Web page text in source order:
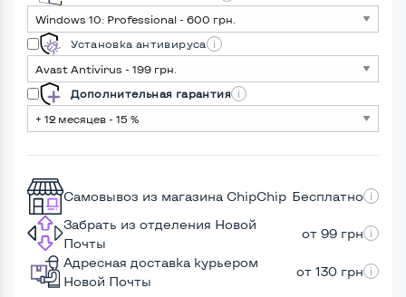
Установка антивируса
Дополнительная гарантия
Самовывоз из магазина ChipChip Бесплатно
Забрать из отделения Новой
Почты
от 99 грн
Адресная доставка курьером
Новой Почты
от 130 грн